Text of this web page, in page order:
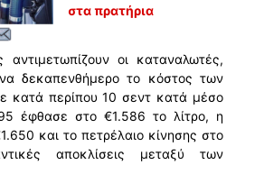
στα πρατήρια
αντιμετωπίζουν οι καταναλωτές,
δεκαπενθήμερο το κόστος των
κατά περίπου 10 σεντ κατά μέσο
έφθασε στο €1.586 το λίτρο, η
και το πετρέλαιο κίνησης στο
αποκλίσεις μεταξύ των